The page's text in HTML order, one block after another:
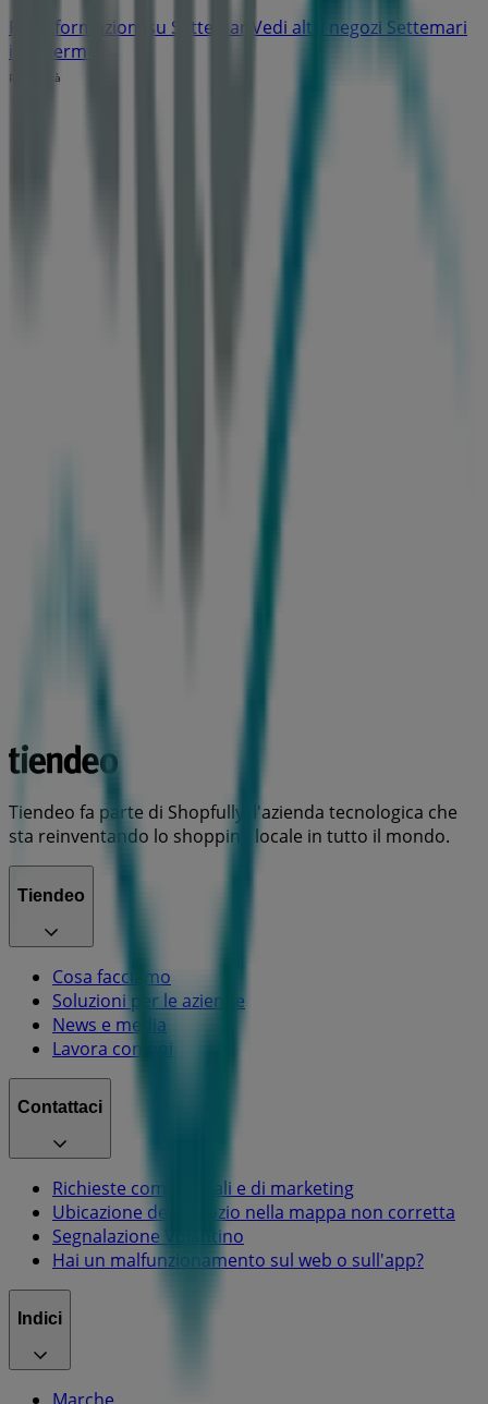
Più informazioni su Settemari Vedi altri negozi Settemari
in Palermo
Pubblicità
Tiendeo fa parte di Shopfully, l'azienda tecnologica che
sta reinventando lo shopping locale in tutto il mondo.
Tiendeo
Cosa facciamo
Soluzioni per le aziende
News e media
Lavora con noi
Contattaci
Richieste commerciali e di marketing
Ubicazione del negozio nella mappa non corretta
Segnalazione Volantino
Hai un malfunzionamento sul web o sull'app?
Indici